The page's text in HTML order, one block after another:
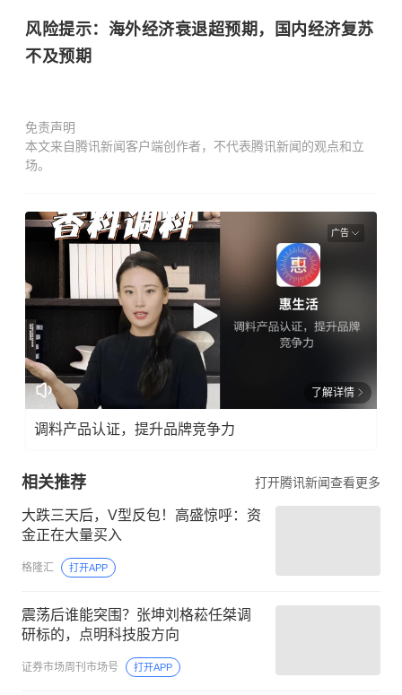
风险提示：海外经济衰退超预期，国内经济复苏
不及预期
免责声明
本文来自腾讯新闻客户端创作者，不代表腾讯新闻的观点和立
场。
广告
了解详情
调料产品认证，提升品牌竞争力
相关推荐 打开腾讯新闻查看更多
大跌三天后，V型反包！高盛惊呼：资
金正在大量买入
格隆汇 打开APP
震荡后谁能突围？张坤刘格菘任桀调
研标的，点明科技股方向
证券市场周刊市场号 打开APP